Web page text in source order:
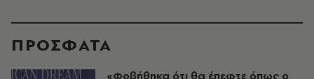
ΠΡΟΣΦΑΤΑ
«Φοβήθηκα ότι θα έπεφτε όπως ο